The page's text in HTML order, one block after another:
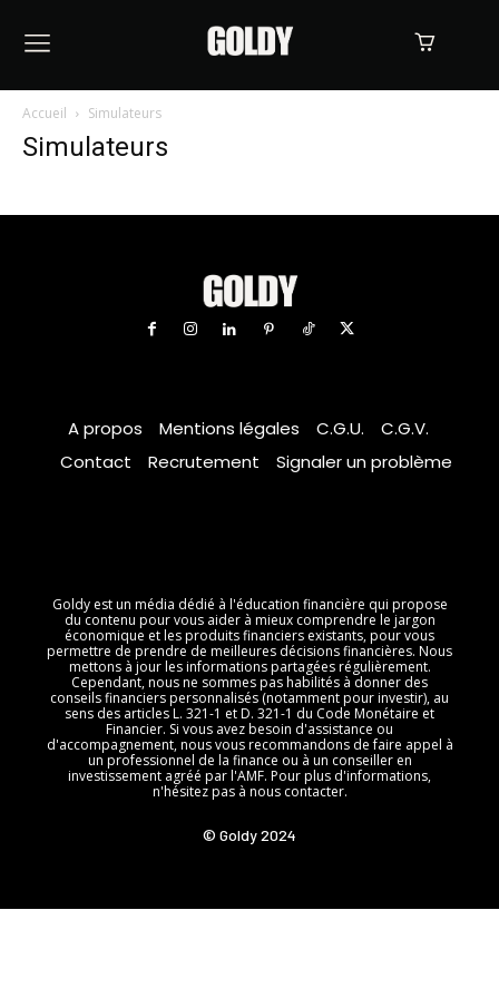
Accueil Simulateurs
Simulateurs
A propos Mentions légales C.G.U.
C.G.V.
Contact
Recrutement Signaler un problème
Goldy est un média dédié à l'éducation financière qui propose
du contenu pour vous aider à mieux comprendre le jargon
économique et les produits financiers existants, pour vous
permettre de prendre de meilleures décisions financières. Nous
mettons à jour les informations partagées régulièrement.
Cependant, nous ne sommes pas habilités à donner des
conseils financiers personnalisés (notamment pour investir), au
sens des articles L. 321-1 et D. 321-1 du Code Monétaire et
Financier. Si vous avez besoin d'assistance ou
d'accompagnement, nous vous recommandons de faire appel à
un professionnel de la finance ou à un conseiller en
investissement agréé par l'AMF. Pour plus d'informations,
n'hésitez pas à nous contacter.
© Goldy 2024